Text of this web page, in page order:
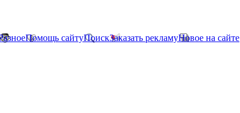
Помощь сайтуПоискЗаказать рекламуНовое на сайте